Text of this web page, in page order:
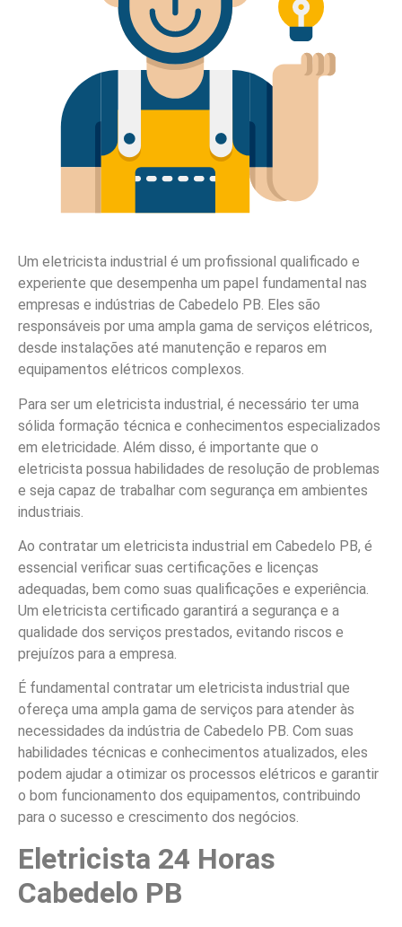
Um eletricista industrial é um profissional qualificado e
experiente que desempenha um papel fundamental nas
empresas e indústrias de Cabedelo PB. Eles são
responsáveis por uma ampla gama de serviços elétricos,
desde instalações até manutenção e reparos em
equipamentos elétricos complexos.
Para ser um eletricista industrial, é necessário ter uma
sólida formação técnica e conhecimentos especializados
em eletricidade. Além disso, é importante que o
eletricista possua habilidades de resolução de problemas
e seja capaz de trabalhar com segurança em ambientes
industriais.
Ao contratar um eletricista industrial em Cabedelo PB, é
essencial verificar suas certificações e licenças
adequadas, bem como suas qualificações e experiência.
Um eletricista certificado garantirá a segurança e a
qualidade dos serviços prestados, evitando riscos e
prejuízos para a empresa.
É fundamental contratar um eletricista industrial que
ofereça uma ampla gama de serviços para atender às
necessidades da indústria de Cabedelo PB. Com suas
habilidades técnicas e conhecimentos atualizados, eles
podem ajudar a otimizar os processos elétricos e garantir
o bom funcionamento dos equipamentos, contribuindo
para o sucesso e crescimento dos negócios.
Eletricista 24 Horas
Cabedelo PB